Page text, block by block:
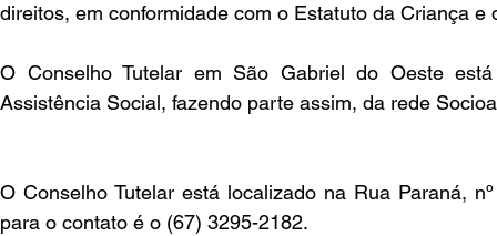
direitos, em conformidade com o Estatuto da Criança e
O Conselho Tutelar em São Gabriel do Oeste
Assistência Social, fazendo parte assim, da rede
O Conselho Tutelar está localizado na Rua Paraná,
para o contato é o (67) 3295-2182.